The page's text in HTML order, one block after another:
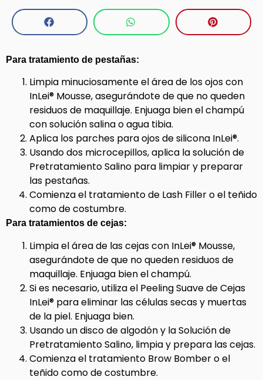
Para tratamiento de pestañas:
Limpia minuciosamente el área de los ojos con
InLei® Mousse, asegurándote de que no queden
residuos de maquillaje. Enjuaga bien el champú
con solución salina o agua tibia.
Aplica los parches para ojos de silicona InLei®.
Usando dos microcepillos, aplica la solución de
Pretratamiento Salino para limpiar y preparar
las pestañas.
Comienza el tratamiento de Lash Filler o el teñido
como de costumbre.
Para tratamientos de cejas:
Limpia el área de las cejas con InLei® Mousse,
asegurándote de que no queden residuos de
maquillaje. Enjuaga bien el champú.
Si es necesario, utiliza el Peeling Suave de Cejas
InLei® para eliminar las células secas y muertas
de la piel. Enjuaga bien.
Usando un disco de algodón y la Solución de
Pretratamiento Salino, limpia y prepara las cejas.
Comienza el tratamiento Brow Bomber o el
teñido como de costumbre.